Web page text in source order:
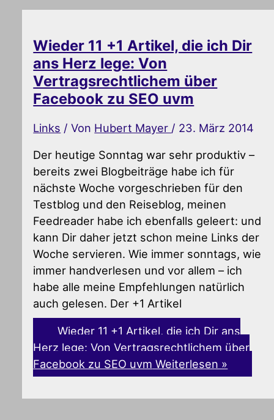
Wieder 11 +1 Artikel, die ich Dir
ans Herz lege: Von
Vertragsrechtlichem über
Facebook zu SEO uvm
Links / Von Hubert Mayer / 23. März 2014
Der heutige Sonntag war sehr produktiv –
bereits zwei Blogbeiträge habe ich für
nächste Woche vorgeschrieben für den
Testblog und den Reiseblog, meinen
Feedreader habe ich ebenfalls geleert: und
kann Dir daher jetzt schon meine Links der
Woche servieren. Wie immer sonntags, wie
immer handverlesen und vor allem – ich
habe alle meine Empfehlungen natürlich
auch gelesen. Der +1 Artikel
Wieder 11 +1 Artikel, die ich Dir ans
Herz lege: Von Vertragsrechtlichem über
Facebook zu SEO uvm Weiterlesen »